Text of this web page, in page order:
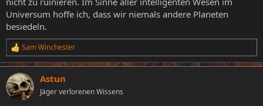
Universum hoffe ich, dass wir niemals andere Planeten
besiedeln.
R
e
a
k
t
i
Sam Winchester
Astun
Jäger verlorenen Wissens